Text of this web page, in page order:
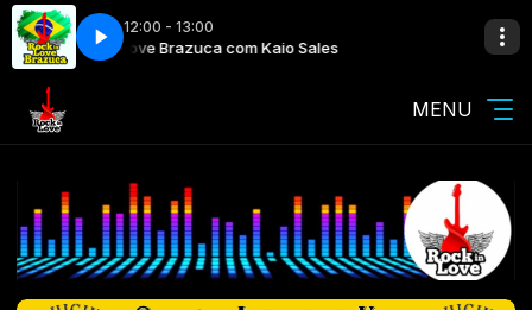
12:00 - 13:00
Rock in Love Brazuca com Kaio Sales Rock in Love
MENU